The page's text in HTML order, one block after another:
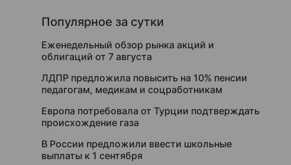
Популярное за сутки
Еженедельный обзор рынка акций и
облигаций от 7 августа
ЛДПР предложила повысить на 10% пенсии
педагогам, медикам и соцработникам
Европа потребовала от Турции подтверждать
происхождение газа
В России предложили ввести школьные
выплаты к 1 сентября